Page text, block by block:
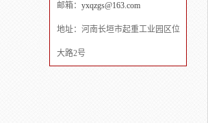
邮箱： yxqzgs@163.com
地址：河南长垣市起重工业园区位
大路2号